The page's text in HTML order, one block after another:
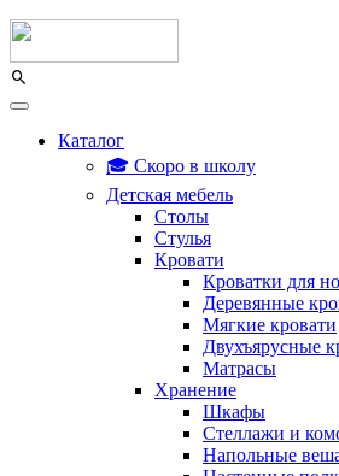
Каталог
🎓 Скоро в школу
Детская мебель
Столы
Стулья
Кровати
Кроватки для
Деревянные
Мягкие кровати
Двухъярусные
Матрасы
Хранение
Шкафы
Стеллажи и
Напольные